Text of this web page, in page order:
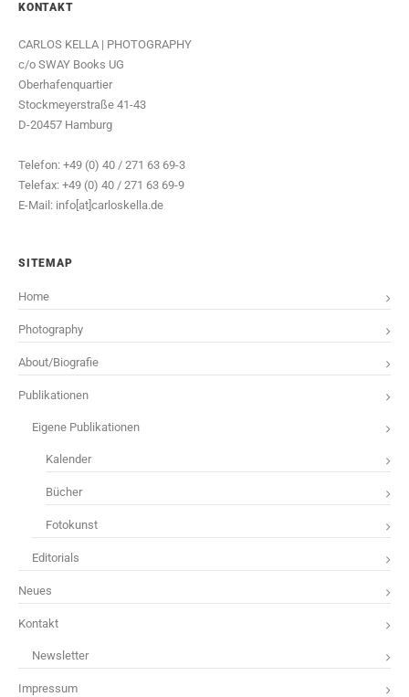
KONTAKT
CARLOS KELLA | PHOTOGRAPHY
c/o SWAY Books UG
Oberhafenquartier
Stockmeyerstraße 41-43
D-20457 Hamburg
Telefon: +49 (0) 40 / 271 63 69-3
Telefax: +49 (0) 40 / 271 63 69-9
E-Mail: info[at]carloskella.de
SITEMAP
Home
Photography
About/Biografie
Publikationen
Eigene Publikationen
Kalender
Bücher
Fotokunst
Editorials
Neues
Kontakt
Newsletter
Impressum